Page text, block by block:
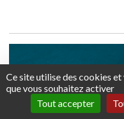
Ce site utilise des cookies
que vous souhaitez activer
Tout accepter